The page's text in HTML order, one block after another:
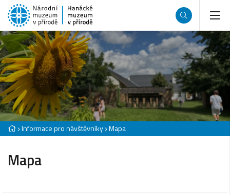
Informace pro návštěvníky Mapa
Mapa